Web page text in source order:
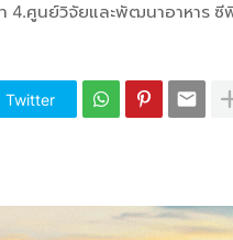
4.ศูนย์วิจัยและพัฒนาอาหาร ซี
Twitter